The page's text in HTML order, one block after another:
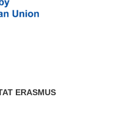
ERASMUS